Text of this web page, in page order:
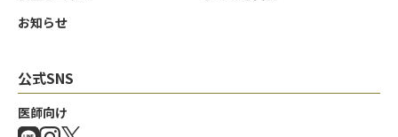
お知らせ
公式SNS
医師向け